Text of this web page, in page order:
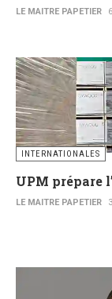
LE MAITRE PAPETIER
INTERNATIONALES
UPM prépare
LE MAITRE PAPETIER